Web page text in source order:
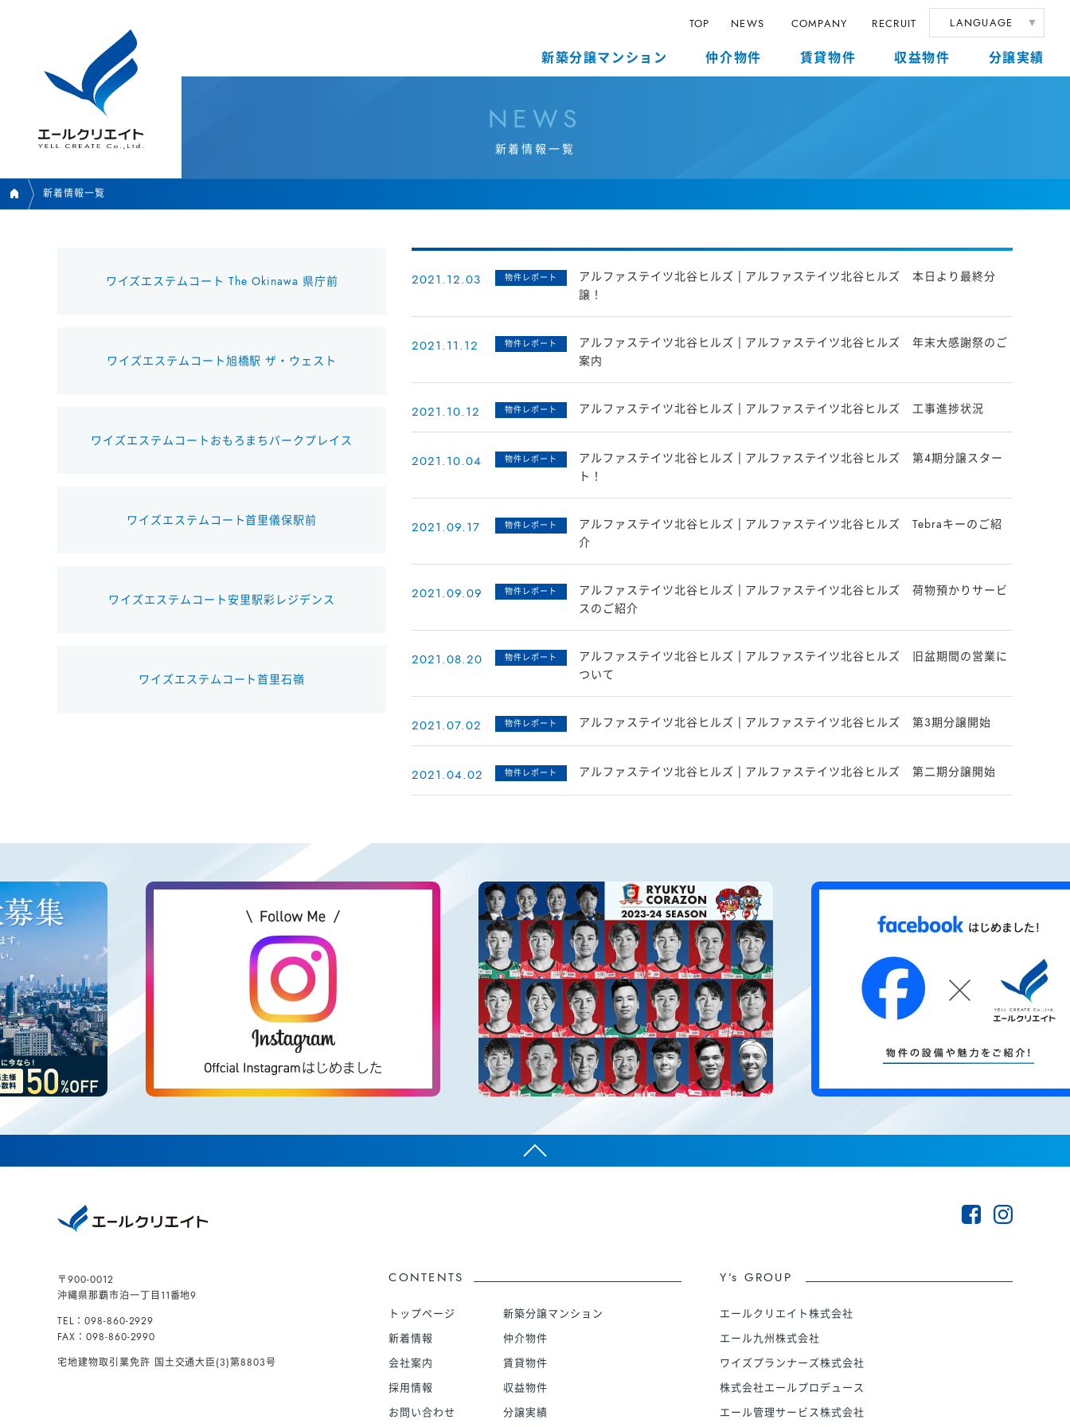
TOP NEWS COMPANY RECRUIT LANGUAGE
新築分譲マンション 仲介物件 賃貸物件 収益物件 分譲実績
新着情報 一 覧
N E WS
新着情報一覧
ワイズエステムコート The Okinawa 県庁前
ワイズエステムコート旭橋駅 ザ・ウェスト
ワイズエステムコートおもろまちパークプレイス
ワイズエステムコート首里儀保駅前
ワイズエステムコート安里駅彩レジデンス
ワイズエステムコート首里石嶺
2021.12.03 物件レポート
アルファステイツ北谷ヒルズ | アルファステイツ北谷ヒルズ 本日より最終分
譲！
2021.11.12 物件レポート
アルファステイツ北谷ヒルズ | アルファステイツ北谷ヒルズ 年末大感謝祭のご
案内
2021.10.12 物件レポート アルファステイツ北谷ヒルズ | アルファステイツ北谷ヒルズ 工事進捗状況
2021.10.04 物件レポート
アルファステイツ北谷ヒルズ | アルファステイツ北谷ヒルズ 第４期分譲スター
ト！
2021.09.17 物件レポート
アルファステイツ北谷ヒルズ | アルファステイツ北谷ヒルズ Tebraキーのご紹
介
2021.09.09 物件レポート
アルファステイツ北谷ヒルズ | アルファステイツ北谷ヒルズ 荷物預かりサービ
スのご紹介
2021.08.20 物件レポート
アルファステイツ北谷ヒルズ | アルファステイツ北谷ヒルズ 旧盆期間の営業に
ついて
2021.07.02 物件レポート アルファステイツ北谷ヒルズ | アルファステイツ北谷ヒルズ 第3期分譲開始
2021.04.02 物件レポート アルファステイツ北谷ヒルズ | アルファステイツ北谷ヒルズ 第二期分譲開始
〒900-0012
沖縄県那覇市泊一丁目11番地9
TEL：098-860-2929
FAX：098-860-2990
宅地建物取引業免許 国土交通大臣(3)第8803号
CONTENTS
トップページ
新着情報
会社案内
採用情報
お問い合わせ
新築分譲マンション
仲介物件
賃貸物件
収益物件
分譲実績
Y’s GROUP
エールクリエイト株式会社
エール九州株式会社
ワイズプランナーズ株式会社
株式会社エールプロデュース
エール管理サービス株式会社